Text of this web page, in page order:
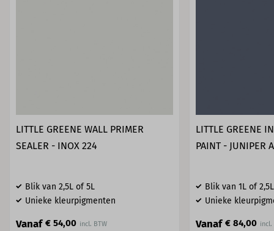
LITTLE GREENE WALL PRIMER
SEALER - INOX 224
Blik van 2,5L of 5L
Unieke kleurpigmenten
Vanaf € 54,00
LITTLE GREENE
PAINT - JUNIPER
Blik van 1L of 2,5L
Unieke
Vanaf € 84,00